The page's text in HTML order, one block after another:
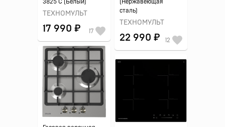
3825 C (Белый)
ТЕХНОМУЛЬТ
17 990 ₽ 17
(Нержавеющая
сталь)
ТЕХНОМУЛЬТ
22 990 ₽ 12